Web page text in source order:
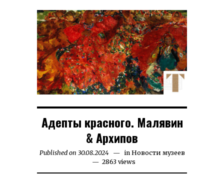
Адепты красного. Малявин
& Архипов
Published on 30.08.202419.09.2024
in Новости музеев
2863 views